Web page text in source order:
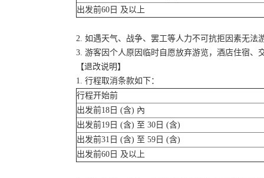
出发前60日 及以上
2. 如遇天气、战争、罢工等人力不可抗拒因素无
3. 游客因个人原因临时自愿放弃游览，酒店住宿、
【退改说明】
1. 行程取消条款如下：
行程开始前
出发前18日 (含) 內
出发前19日 (含) 至 30日 (含)
出发前31日 (含) 至 59日 (含)
出发前60日 及以上